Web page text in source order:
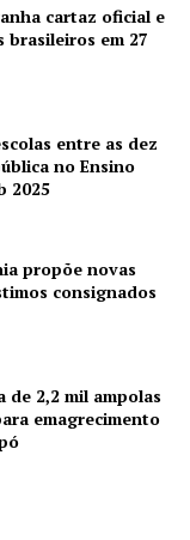
cartaz oficial e
brasileiros em 27
entre as dez
no Ensino
2025
propõe novas
consignados
de 2,2 mil ampolas
emagrecimento